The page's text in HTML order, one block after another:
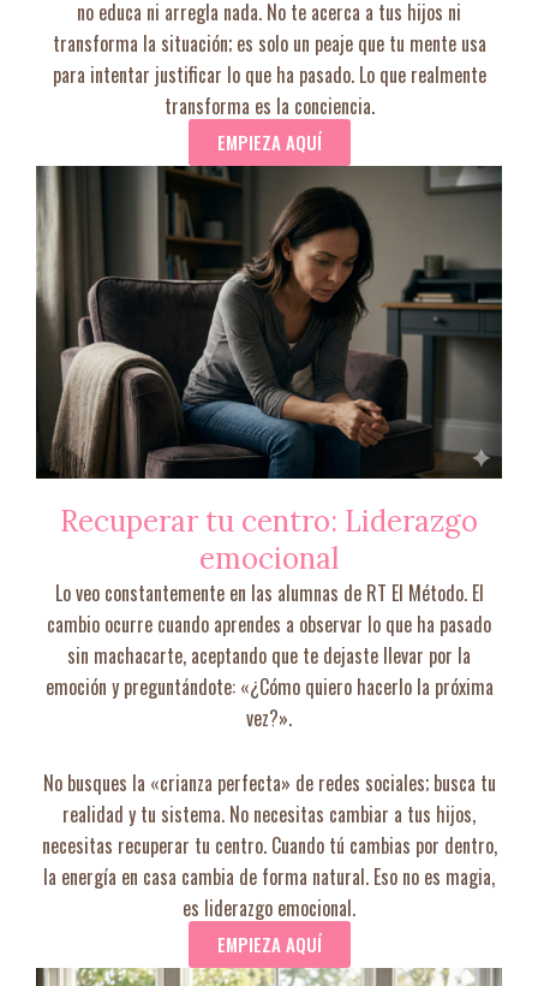
no educa ni arregla nada. No te acerca a tus hijos ni
transforma la situación; es solo un peaje que tu mente usa
para intentar justificar lo que ha pasado. Lo que realmente
transforma es la conciencia.
EMPIEZA AQUÍ
Recuperar tu centro: Liderazgo
emocional
Lo veo constantemente en las alumnas de RT El Método. El
cambio ocurre cuando aprendes a observar lo que ha pasado
sin machacarte, aceptando que te dejaste llevar por la
emoción y preguntándote: «¿Cómo quiero hacerlo la próxima
vez?».
No busques la «crianza perfecta» de redes sociales; busca tu
realidad y tu sistema. No necesitas cambiar a tus hijos,
necesitas recuperar tu centro. Cuando tú cambias por dentro,
la energía en casa cambia de forma natural. Eso no es magia,
es liderazgo emocional.
EMPIEZA AQUÍ